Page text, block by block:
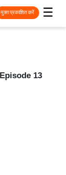
☰
मुक्त प्रकाशित करें
13